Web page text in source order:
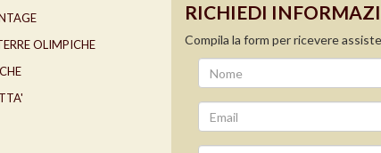
RICHIEDI
Compila la form per ricevere
OLIMPICHE